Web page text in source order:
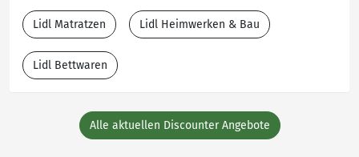
Lidl Matratzen Lidl Heimwerken & Bau
Lidl Bettwaren
Alle aktuellen Discounter Angebote